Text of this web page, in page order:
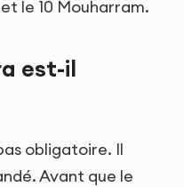
le 10 Mouharram.
est-il
obligatoire. Il
Avant que le